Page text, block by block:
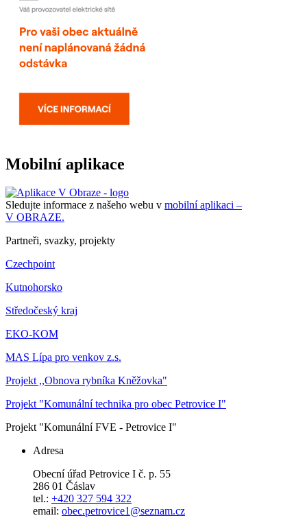
Mobilní aplikace
Sledujte informace z našeho webu v mobilní aplikaci –
V OBRAZE.
Partneři, svazky, projekty
Czechpoint
Kutnohorsko
Středočeský kraj
EKO-KOM
MAS Lípa pro venkov z.s.
Projekt ,,Obnova rybníka Kněžovka"
Projekt "Komunální technika pro obec Petrovice I"
Projekt "Komunální FVE - Petrovice I"
Adresa
Obecní úřad Petrovice I č. p. 55
286 01 Čáslav
tel.: +420 327 594 322
email: obec.petrovice1@seznam.cz